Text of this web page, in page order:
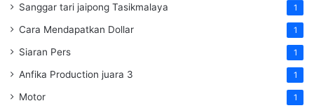
Sanggar tari jaipong Tasikmalaya 1
Cara Mendapatkan Dollar 1
Siaran Pers 1
Anfika Production juara 3 1
Motor 1